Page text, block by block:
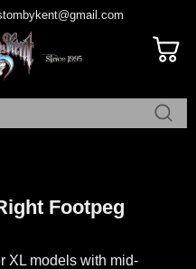
Footpeg
XL models with mid-